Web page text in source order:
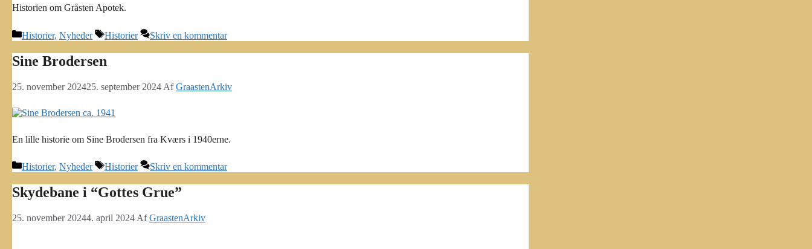
Historien om Gråsten Apotek.
Kategorier
Historier, Nyheder Tags
Historier Skriv en kommentar
Sine Brodersen
25. november 202425. september 2024 AfGraastenArkiv
En lille historie om Sine Brodersen fra Kværs i 1940erne.
Kategorier
Historier, Nyheder Tags
Historier Skriv en kommentar
Skydebane i “Gottes Grue”
25. november 20244. april 2024 AfGraastenArkiv